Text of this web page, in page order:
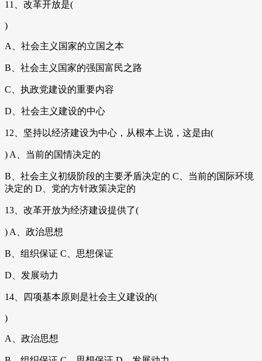
11、改革开放是(
)
A、社会主义国家的立国之本
B、社会主义国家的强国富民之路
C、执政党建设的重要内容
D、社会主义建设的中心
12、坚持以经济建设为中心，从根本上说，这是由(
) A、当前的国情决定的
B、社会主义初级阶段的主要矛盾决定的 C、当前的国际环境
决定的 D、党的方针政策决定的
13、改革开放为经济建设提供了(
) A、政治思想
B、组织保证 C、思想保证
D、发展动力
14、四项基本原则是社会主义建设的(
)
A、政治思想